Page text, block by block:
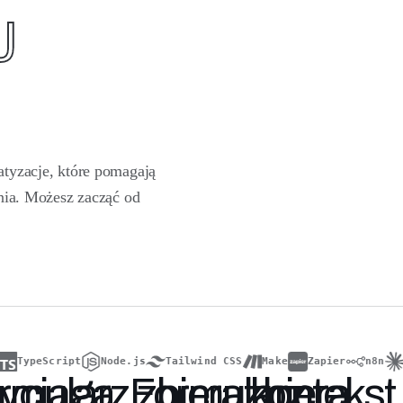
które pomagają
Możesz zacząć od
Node.js Tailwind CSS Make Zapier n8n
zbiera